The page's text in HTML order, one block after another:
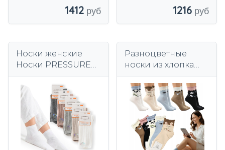
1412 1216
Носки женские
Носки PRESSURE
95% хлопок
ПРЕМИУМ
Разноцветные
носки из хлопка
набор из 5 пар.